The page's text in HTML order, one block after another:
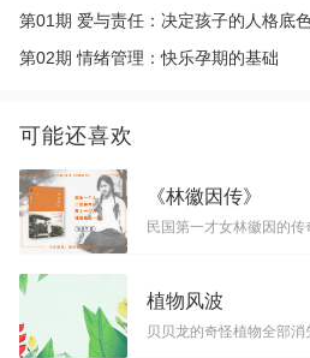
第01期 爱与责任：决定孩子的人格底
第02期 情绪管理：快乐孕期的基础
可能还喜欢
《林徽因传》
民国第一才女林徽因的传
植物风波
贝贝龙的奇怪植物全部消